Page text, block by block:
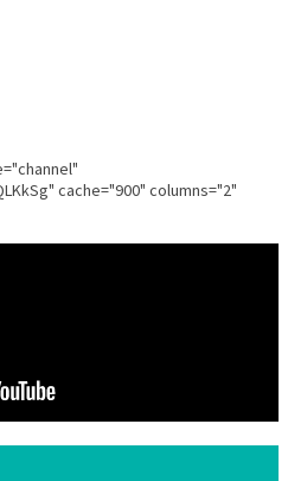
cache="900" columns="2"